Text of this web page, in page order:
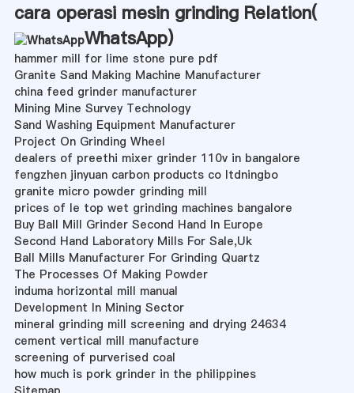
cara operasi mesin grinding Relation(
WhatsApp)
hammer mill for lime stone pure pdf
Granite Sand Making Machine Manufacturer
china feed grinder manufacturer
Mining Mine Survey Technology
Sand Washing Equipment Manufacturer
Project On Grinding Wheel
dealers of preethi mixer grinder 110v in bangalore
fengzhen jinyuan carbon products co ltdningbo
granite micro powder grinding mill
prices of le top wet grinding machines bangalore
Buy Ball Mill Grinder Second Hand In Europe
Second Hand Laboratory Mills For Sale,Uk
Ball Mills Manufacturer For Grinding Quartz
The Processes Of Making Powder
induma horizontal mill manual
Development In Mining Sector
mineral grinding mill screening and drying 24634
cement vertical mill manufacture
screening of purverised coal
how much is pork grinder in the philippines